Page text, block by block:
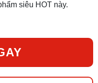
siêu HOT này.